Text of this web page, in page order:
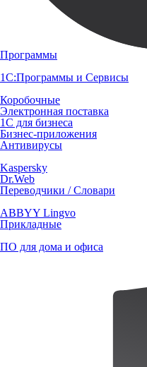
Программы
1С:Программы и Сервисы
Коробочные
Электронная поставка
1С для бизнеса
Бизнес-приложения
Антивирусы
Kaspersky
Dr.Web
Переводчики / Словари
ABBYY Lingvo
Прикладные
ПО для дома и офиса